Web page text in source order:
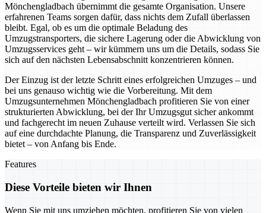
Mönchengladbach übernimmt die gesamte Organisation. Unsere
erfahrenen Teams sorgen dafür, dass nichts dem Zufall überlassen
bleibt. Egal, ob es um die optimale Beladung des
Umzugstransporters, die sichere Lagerung oder die Abwicklung von
Umzugsservices geht – wir kümmern uns um die Details, sodass Sie
sich auf den nächsten Lebensabschnitt konzentrieren können.
Der Einzug ist der letzte Schritt eines erfolgreichen Umzuges – und
bei uns genauso wichtig wie die Vorbereitung. Mit dem
Umzugsunternehmen Mönchengladbach profitieren Sie von einer
strukturierten Abwicklung, bei der Ihr Umzugsgut sicher ankommt
und fachgerecht im neuen Zuhause verteilt wird. Verlassen Sie sich
auf eine durchdachte Planung, die Transparenz und Zuverlässigkeit
bietet – von Anfang bis Ende.
Features
Diese Vorteile bieten wir Ihnen
Wenn Sie mit uns umziehen möchten, profitieren Sie von vielen